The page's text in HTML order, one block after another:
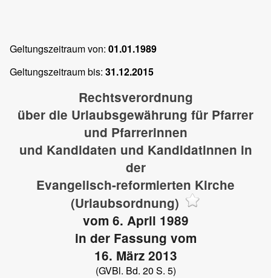
Geltungszeitraum von: 01.01.1989
Geltungszeitraum bis: 31.12.2015
Rechtsverordnung
über die Urlaubsgewährung für Pfarrer
und Pfarrerinnen
und Kandidaten und Kandidatinnen in
der
Evangelisch-reformierten Kirche
(Urlaubsordnung)
vom 6. April 1989
in der Fassung vom
16. März 2013
(GVBl. Bd. 20 S. 5)